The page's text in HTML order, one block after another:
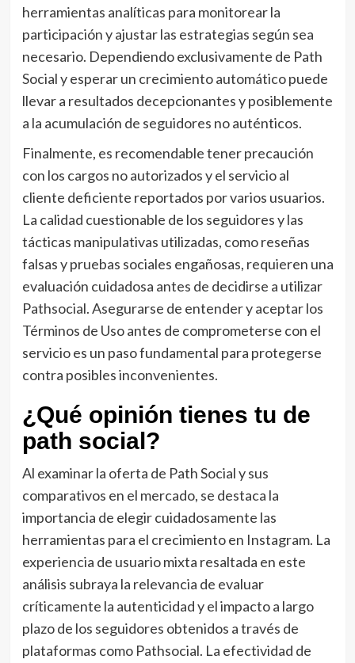
herramientas analíticas para monitorear la
participación y ajustar las estrategias según sea
necesario. Dependiendo exclusivamente de Path
Social y esperar un crecimiento automático puede
llevar a resultados decepcionantes y posiblemente
a la acumulación de seguidores no auténticos.
Finalmente, es recomendable tener precaución
con los cargos no autorizados y el servicio al
cliente deficiente reportados por varios usuarios.
La calidad cuestionable de los seguidores y las
tácticas manipulativas utilizadas, como reseñas
falsas y pruebas sociales engañosas, requieren una
evaluación cuidadosa antes de decidirse a utilizar
Pathsocial. Asegurarse de entender y aceptar los
Términos de Uso antes de comprometerse con el
servicio es un paso fundamental para protegerse
contra posibles inconvenientes.
¿Qué opinión tienes tu de
path social?
Al examinar la oferta de Path Social y sus
comparativos en el mercado, se destaca la
importancia de elegir cuidadosamente las
herramientas para el crecimiento en Instagram. La
experiencia de usuario mixta resaltada en este
análisis subraya la relevancia de evaluar
críticamente la autenticidad y el impacto a largo
plazo de los seguidores obtenidos a través de
plataformas como Pathsocial. La efectividad de